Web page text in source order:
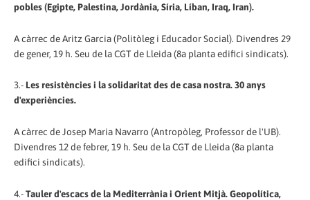
pobles (Egipte, Palestina, Jordània, Síria, Líban, Iraq, Iran).
A càrrec de Aritz Garcia (Politòleg i Educador Social). Divendres 29
de gener, 19 h. Seu de la CGT de Lleida (8a planta edifici sindicats).
3.- Les resistències i la solidaritat des de casa nostra. 30 anys
d'experiències.
A càrrec de Josep Maria Navarro (Antropòleg, Professor de l'UB).
Divendres 12 de febrer, 19 h. Seu de la CGT de Lleida (8a planta
edifici sindicats).
4.-Tauler d'escacs de la Mediterrània i Orient Mitjà. Geopolítica,